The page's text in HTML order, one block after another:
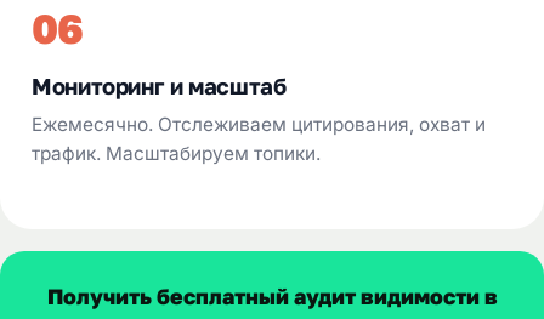
06
Мониторинг и масштаб
Ежемесячно. Отслеживаем цитирования, охват и
трафик. Масштабируем топики.
Получить бесплатный аудит видимости в